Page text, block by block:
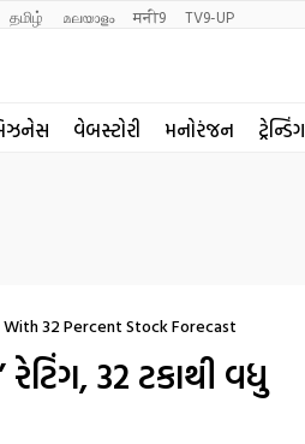
தமிழ் മലയാളം मनी9 TV9-UP
વેબસ્ટોરી મનોરંજન ટ્રેન્ડિંગ
With 32 Percent Stock Forecast
રેટિંગ, 32 ટકાથી વધુ